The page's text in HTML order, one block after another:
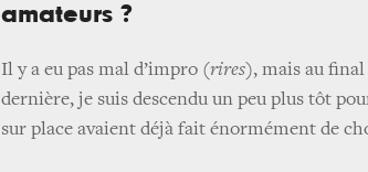
amateurs ?
Il y a eu pas mal d’impro (rires), mais au
dernière, je suis descendu un peu plus tôt
sur place avaient déjà fait énormément de